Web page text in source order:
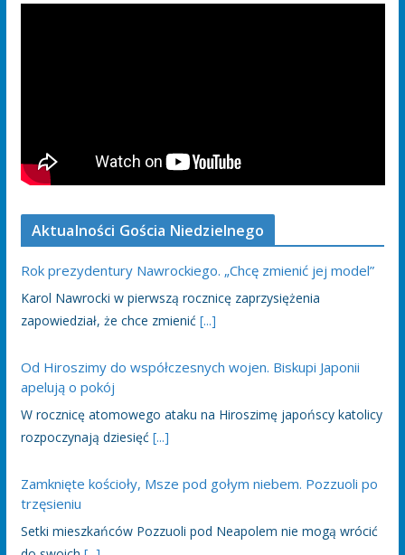
Aktualności Gościa Niedzielnego
Rok prezydentury Nawrockiego. „Chcę zmienić jej model”
Karol Nawrocki w pierwszą rocznicę zaprzysiężenia
zapowiedział, że chce zmienić [...]
Od Hiroszimy do współczesnych wojen. Biskupi Japonii
apelują o pokój
W rocznicę atomowego ataku na Hiroszimę japońscy katolicy
rozpoczynają dziesięć [...]
Zamknięte kościoły, Msze pod gołym niebem. Pozzuoli po
trzęsieniu
Setki mieszkańców Pozzuoli pod Neapolem nie mogą wrócić